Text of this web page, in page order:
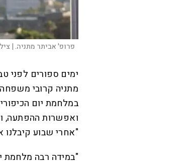
פרופ' אביתר מתניה. |
י
מתניה קרובי
במלחמת יום
ואפשרות ההפתעה,
"אחרי שבוע קיבלנו